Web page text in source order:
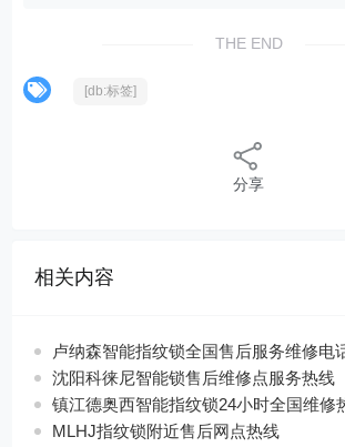
THE END
[db:标签]
分享
相关内容
卢纳森智能指纹锁全国售后服务维修电
沈阳科徕尼智能锁售后维修点服务热线
镇江德奥西智能指纹锁24小时全国维修
MLHJ指纹锁附近售后网点热线